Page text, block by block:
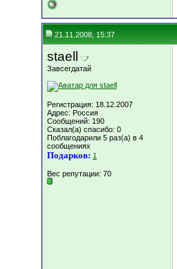
21.11.2008, 15:37
staell
Завсегдатай
Регистрация: 18.12.2007
Адрес: Россия
Сообщений: 190
Сказал(а) спасибо: 0
Поблагодарили 5 раз(а) в 4
сообщениях
Подарков: 1
Вес репутации: 70